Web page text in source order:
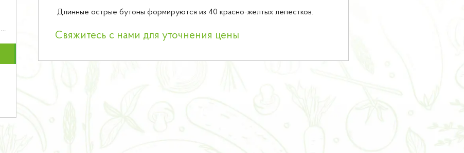
Длинные острые бутоны формируются из 40 красно-желтых лепестков.
Свяжитесь с нами для уточнения цены